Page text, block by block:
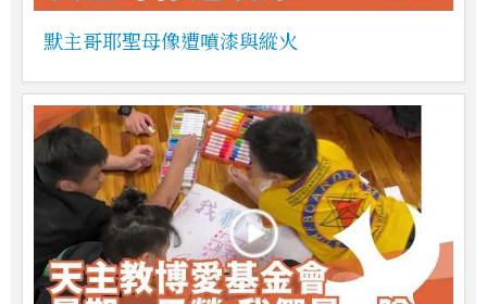
默主哥耶聖母像遭噴漆與縱火